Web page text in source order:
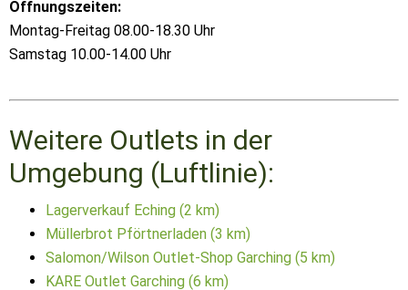
Öffnungszeiten:
Montag-Freitag 08.00-18.30 Uhr
Samstag 10.00-14.00 Uhr
Weitere Outlets in der
Umgebung (Luftlinie):
Lagerverkauf Eching (2 km)
Müllerbrot Pförtnerladen (3 km)
Salomon/Wilson Outlet-Shop Garching (5 km)
KARE Outlet Garching (6 km)